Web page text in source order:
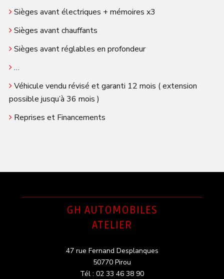
Sièges avant électriques + mémoires x3
Sièges avant chauffants
Sièges avant réglables en profondeur
…
Véhicule vendu révisé et garanti 12 mois ( extension
possible jusqu’à 36 mois )
Reprises et Financements
GH AUTOMOBILES
ATELIER
47 rue Fernand Desplanques
50770 Pirou
Tél : 02 33 46 38 90